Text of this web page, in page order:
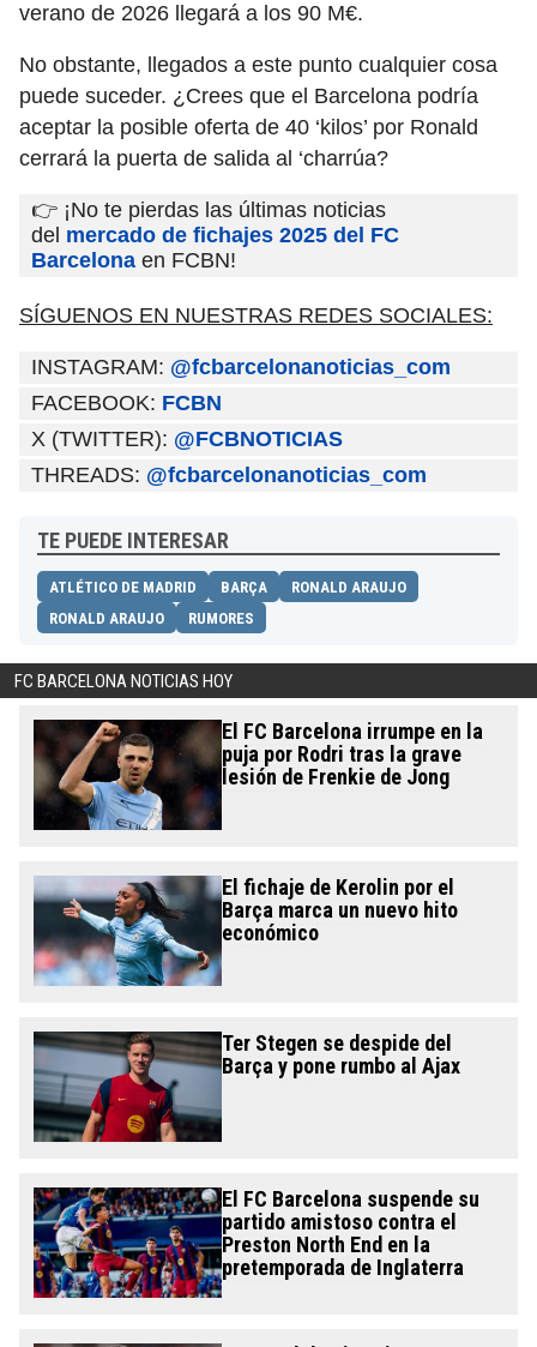
verano de 2026 llegará a los 90 M€.
No obstante, llegados a este punto cualquier cosa
puede suceder. ¿Crees que el Barcelona podría
aceptar la posible oferta de 40 ‘kilos’ por Ronald
cerrará la puerta de salida al ‘charrúa?
👉 ¡No te pierdas las últimas noticias
del mercado de fichajes 2025 del FC
Barcelona en FCBN!
SÍGUENOS EN NUESTRAS REDES SOCIALES:
INSTAGRAM: @fcbarcelonanoticias_com
FACEBOOK: FCBN
X (TWITTER): @FCBNOTICIAS
THREADS: @fcbarcelonanoticias_com
TE PUEDE INTERESAR
ATLÉTICO DE MADRID BARÇA
RONALD ARAUJO
RONALD ARAUJO
RUMORES
FC BARCELONA NOTICIAS HOY
El FC Barcelona irrumpe en la
puja por Rodri tras la grave
lesión de Frenkie de Jong
El fichaje de Kerolin por el
Barça marca un nuevo hito
económico
Ter Stegen se despide del
Barça y pone rumbo al Ajax
El FC Barcelona suspende su
partido amistoso contra el
Preston North End en la
pretemporada de Inglaterra